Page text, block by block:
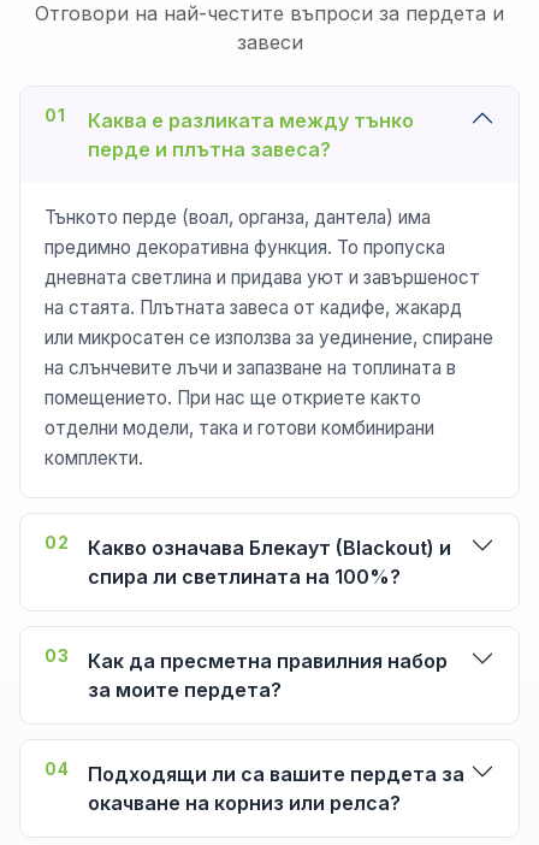
Отговори на най-честите въпроси за пердета и
завеси
01
Каква е разликата между тънко
перде и плътна завеса?
Тънкото перде (воал, органза, дантела) има
предимно декоративна функция. То пропуска
дневната светлина и придава уют и завършеност
на стаята. Плътната завеса от кадифе, жакард
или микросатен се използва за уединение, спиране
на слънчевите лъчи и запазване на топлината в
помещението. При нас ще откриете както
отделни модели, така и готови комбинирани
комплекти.
02
Какво означава Блекаут (Blackout) и
спира ли светлината на 100%?
03
Как да пресметна правилния набор
за моите пердета?
04
Подходящи ли са вашите пердета за
окачване на корниз или релса?